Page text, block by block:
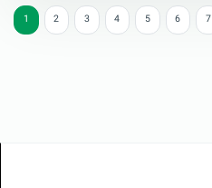
1 2 3 4 5 6 7